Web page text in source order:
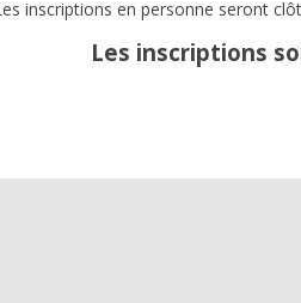
inscriptions en personne seront
Les inscriptions